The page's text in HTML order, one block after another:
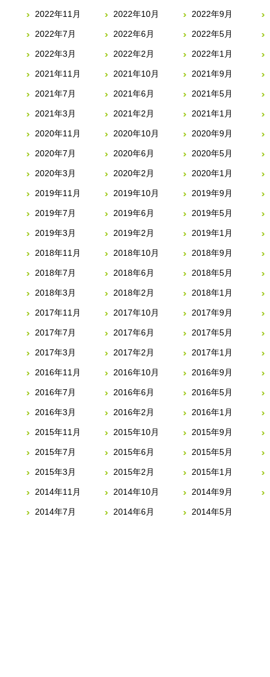
2022年11月 2022年10月 2022年9月
2022年7月 2022年6月 2022年5月
2022年3月 2022年2月 2022年1月
2021年11月 2021年10月 2021年9月
2021年7月 2021年6月 2021年5月
2021年3月 2021年2月 2021年1月
2020年11月 2020年10月 2020年9月
2020年7月 2020年6月 2020年5月
2020年3月 2020年2月 2020年1月
2019年11月 2019年10月 2019年9月
2019年7月 2019年6月 2019年5月
2019年3月 2019年2月 2019年1月
2018年11月 2018年10月 2018年9月
2018年7月 2018年6月 2018年5月
2018年3月 2018年2月 2018年1月
2017年11月 2017年10月 2017年9月
2017年7月 2017年6月 2017年5月
2017年3月 2017年2月 2017年1月
2016年11月 2016年10月 2016年9月
2016年7月 2016年6月 2016年5月
2016年3月 2016年2月 2016年1月
2015年11月 2015年10月 2015年9月
2015年7月 2015年6月 2015年5月
2015年3月 2015年2月 2015年1月
2014年11月 2014年10月 2014年9月
2014年7月 2014年6月 2014年5月